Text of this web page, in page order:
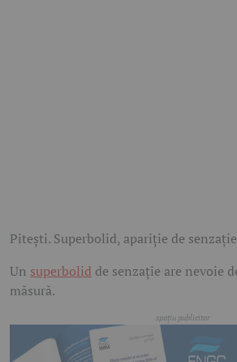
Pitești. Superbolid, apariție de senzație
Un superbolid de senzație are nevoie
măsură.